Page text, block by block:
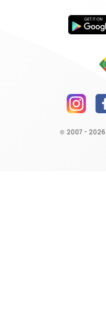
© 2007 - 2026